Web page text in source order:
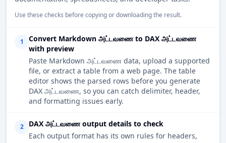
Use these checks before copying or downloading the result.
1
Convert Markdown அட்டவணை to DAX அட்டவணை
with preview
Paste Markdown அட்டவணை data, upload a supported
file, or extract a table from a web page. The table
editor shows the parsed rows before you generate
DAX அட்டவணை, so you can catch delimiter, header,
and formatting issues early.
2
DAX அட்டவணை output details to check
Each output format has its own rules for headers,